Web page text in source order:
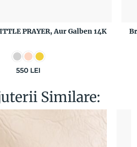
PRAYER, Aur Galben 14K
550 LEI
Similare: